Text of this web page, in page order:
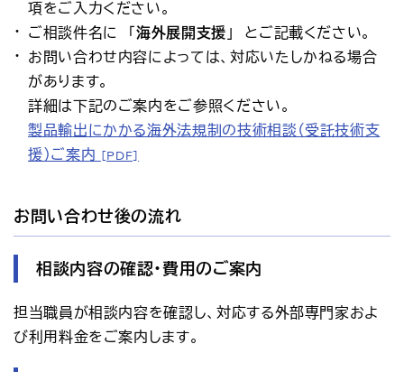
項をご入力ください。
ご相談件名に 「海外展開支援 」 とご記載ください。
お問い合わせ内容によっては、対応いたしかねる場合
があります。
詳細は下記のご案内をご参照ください。
製品輸出にかかる海外法規制の技術相談（受託技術支
援）ご案内
[PDF]
お問い合わせ後の流れ
相談内容の確認・費用のご案内
担当職員が相談内容を確認し、対応する外部専門家およ
び利用料金をご案内します。